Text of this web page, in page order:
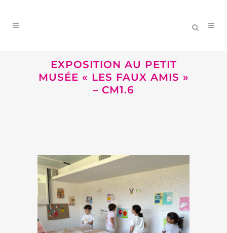
EXPOSITION AU PETIT
MUSÉE « LES FAUX AMIS »
– CM1.6